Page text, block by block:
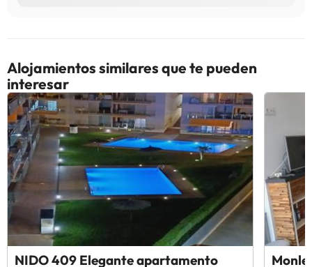
Alojamientos similares que te pueden
interesar
NIDO 409 Elegante apartamento